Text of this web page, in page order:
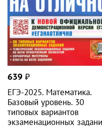
639₽
ЕГЭ-2025. Математика.
Базовый уровень. 30
типовых вариантов
экзаменационных заданий
Ященко,Семенко,Забелин
Экзамен:#ЕГЭНАОТЛИЧНО